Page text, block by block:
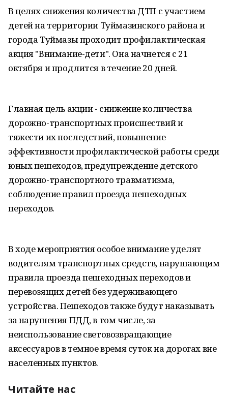
В целях снижения количества ДТП с участием
детей на территории Туймазинского района и
города Туймазы проходит профилактическая
акция "Внимание-дети". Она начнется с 21
октября и продлится в течение 20 дней.
Главная цель акции - снижение количества
дорожно-транспортных происшествий и
тяжести их последствий, повышение
эффективности профилактической работы среди
юных пешеходов, предупреждение детского
дорожно-транспортного травматизма,
соблюдение правил проезда пешеходных
переходов.
В ходе мероприятия особое внимание уделят
водителям транспортных средств, нарушающим
правила проезда пешеходных переходов и
перевозящих детей без удерживающего
устройства. Пешеходов также будут наказывать
за нарушения ПДД, в том числе, за
неиспользование световозвращающие
аксессуаров в темное время суток на дорогах вне
населенных пунктов.
Читайте нас